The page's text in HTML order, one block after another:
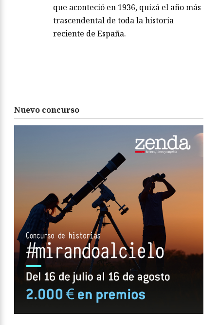
que aconteció en 1936, quizá el año más
trascendental de toda la historia
reciente de España.
Nuevo concurso